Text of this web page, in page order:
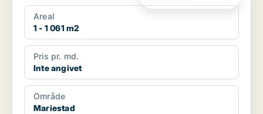
Areal
1 - 1 061 m2
Pris pr. md.
Inte angivet
Område
Mariestad